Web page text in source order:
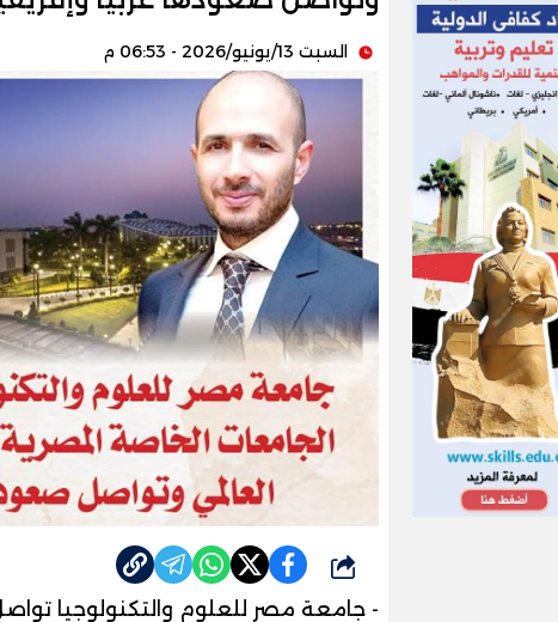
السبت 13/يونيو/2026 - 06:53 م
شارك
- جامعة مصر للعلوم والتكنولوجيا